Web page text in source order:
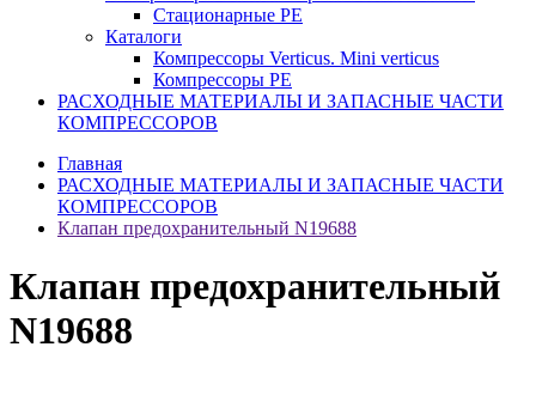
Стационарные PE
Каталоги
Компрессоры Verticus. Mini verticus
Компрессоры PE
РАСХОДНЫЕ МАТЕРИАЛЫ И ЗАПАСНЫЕ ЧАСТИ
КОМПРЕССОРОВ
Главная
РАСХОДНЫЕ МАТЕРИАЛЫ И ЗАПАСНЫЕ ЧАСТИ
КОМПРЕССОРОВ
Клапан предохранительный N19688
Клапан предохранительный
N19688